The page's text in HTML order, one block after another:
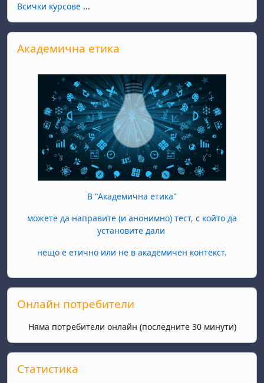
Всички курсове ...
Прескочи Академична етика
Академична етика
В "Академична етика"
можете да направите (и анонимно) тест, с който да
установите дали
нещо е етично или не в академичен контекст.
Прескочи Онлайн потребители
Онлайн потребители
Няма потребители онлайн (последните 30 минути)
Прескочи Статистика
Статистика